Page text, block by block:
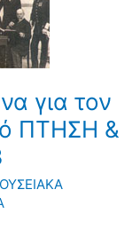
για τον
ΠΤΗΣΗ &